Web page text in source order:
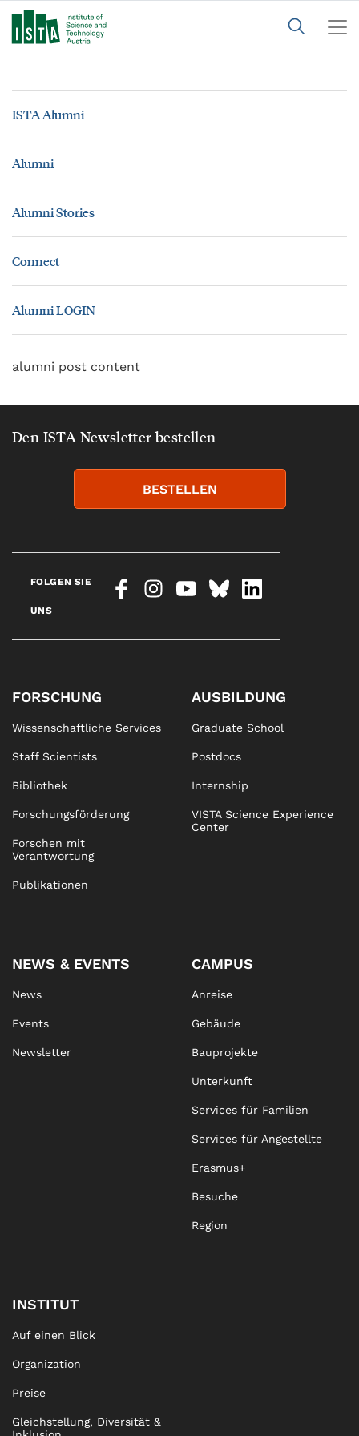
ISTA Alumni
Alumni
Alumni Stories
Connect
Alumni LOGIN
alumni post content
Den ISTA Newsletter bestellen
BESTELLEN
FOLGEN SIE
UNS
FORSCHUNG
Wissenschaftliche Services
Staff Scientists
Bibliothek
Forschungsförderung
Forschen mit
Verantwortung
Publikationen
AUSBILDUNG
Graduate School
Postdocs
Internship
VISTA Science Experience
Center
NEWS & EVENTS
News
Events
Newsletter
CAMPUS
Anreise
Gebäude
Bauprojekte
Unterkunft
Services für Familien
Services für Angestellte
Erasmus+
Besuche
Region
INSTITUT
Auf einen Blick
Organization
Preise
Gleichstellung, Diversität &